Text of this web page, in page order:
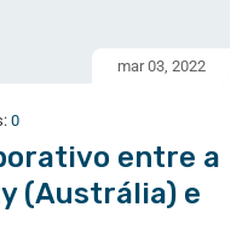
mar 03, 2022
0
entre a
(Austrália) e